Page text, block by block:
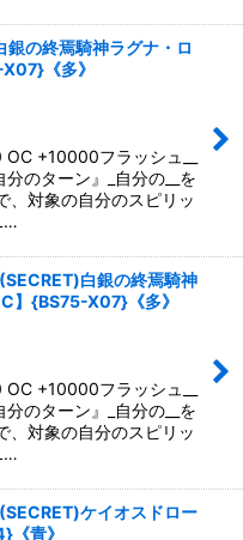
の終焉騎神ラグナ・ロ
《多》
+10000フラッシュ__
のターン』_自分の__を
、対象の自分のスピリッ
白銀の終焉騎神
】{BS75-X07}《多》
+10000フラッシュ__
のターン』_自分の__を
、対象の自分のスピリッ
ケイオスドロー
《青》